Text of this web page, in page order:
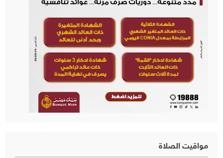
مواقيت الصلاة